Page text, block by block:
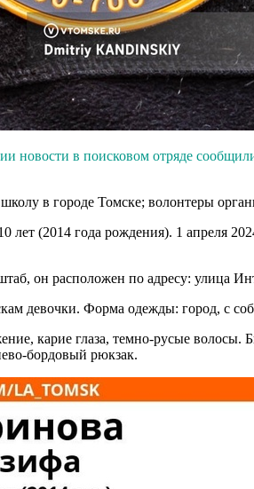
новости в поисковом отряде
в городе Томске; волонтеры
(2014 года рождения). 1 апреля
он расположен по адресу: улица
девочки. Форма одежды: город, с
карие глаза, темно-русые
бордовый рюкзак.